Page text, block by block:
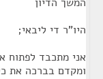
היו"ר די ליבאי;
אני מתכבד לפתוח
ומקדם בברכה את